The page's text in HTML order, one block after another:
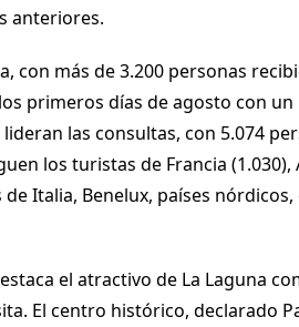
anteriores.
con más de 3.200 personas
primeros días de agosto con
las consultas, con 5.074
los turistas de Francia (1.030),
Italia, Benelux, países nórdicos,
el atractivo de La Laguna
El centro histórico, declarado